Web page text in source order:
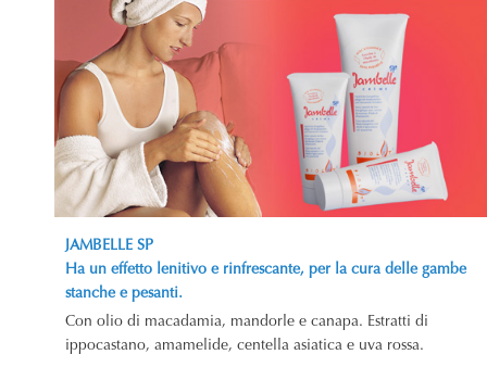
JAMBELLE SP
Ha un effetto lenitivo e rinfrescante, per la cura delle gambe
stanche e pesanti.
Con olio di macadamia, mandorle e canapa. Estratti di
ippocastano, amamelide, centella asiatica e uva rossa.